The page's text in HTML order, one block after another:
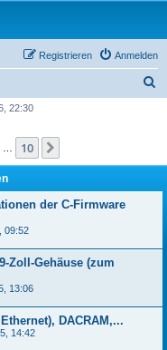
Anmelden
Registrieren
e
22:30
10
der C-Firmware
09:52
Zoll-Gehäuse (zum
13:06
DACRAM,...
14:42